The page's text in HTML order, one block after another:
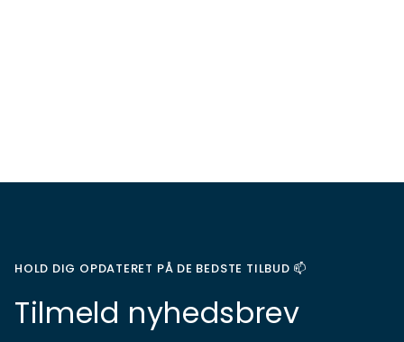
HOLD DIG OPDATERET PÅ DE BEDSTE TILBUD 📫
Tilmeld nyhedsbrev